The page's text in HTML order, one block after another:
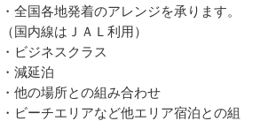
・全国各地発着のアレンジを承ります。
（国内線はＪＡＬ利用）
・ビジネスクラス
・減延泊
・他の場所との組み合わせ
・ビーチエリアなど他エリア宿泊との組